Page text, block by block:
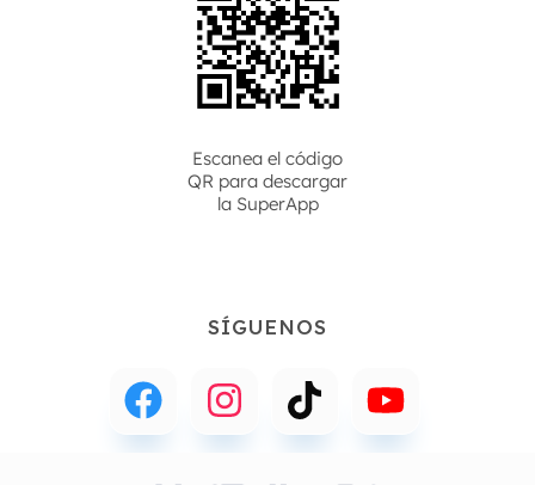
Escanea el código
QR para descargar
la SuperApp
SÍGUENOS